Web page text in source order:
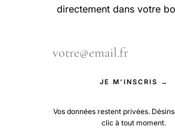
directement dans votre
JE M'INSCRIS →
Vos données restent privées.
clic à tout moment.